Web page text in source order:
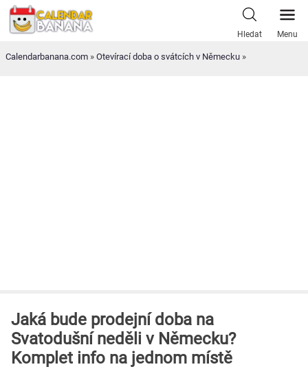
Skip
Hledat Menu
Calendarbanana.com » Otevírací doba o svátcích v Německu »
Jaká bude prodejní doba na
Svatodušní neděli v Německu?
Komplet info na jednom místě